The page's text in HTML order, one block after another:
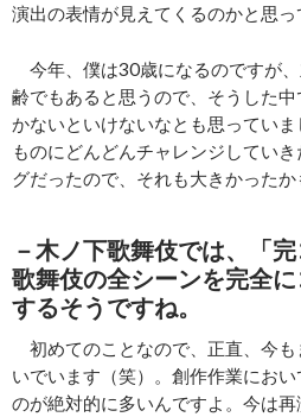
演出の表情が見えてくるのかと思っ
今年、僕は30歳になるのですが
齢でもあると思うので、そうした
かないといけないなとも思ってい
ものにどんどんチャレンジしてい
グだったので、それも大きかったか
－木ノ下歌舞伎では、「完
歌舞伎の全シーンを完全
するそうですね。
初めてのことなので、正直、今も
いでいます（笑）。創作作業にお
のが絶対的に多いんですよ。今は